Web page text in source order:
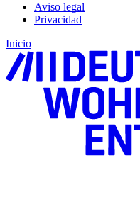
Aviso legal
Privacidad
Inicio